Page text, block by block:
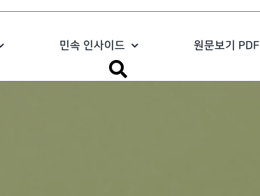
민속 인사이드 원문보기 PDF